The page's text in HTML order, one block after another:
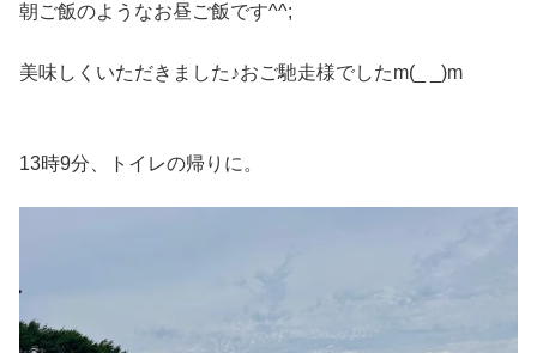
朝ご飯のようなお昼ご飯です^^;
美味しくいただきました♪おご馳走様でしたm(_ _)m
13時9分、トイレの帰りに。